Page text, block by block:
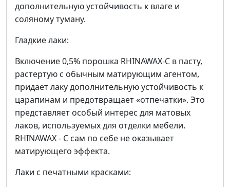
дополнительную устойчивость к влаге и
соляному туману.
Гладкие лаки:
Включение 0,5% порошка RHINAWAX-C в пасту,
растертую с обычным матирующим агентом,
придает лаку дополнительную устойчивость к
царапинам и предотвращает «отпечатки». Это
представляет особый интерес для матовых
лаков, используемых для отделки мебели.
RHINAWAX - C сам по себе не оказывает
матирующего эффекта.
Лаки с печатными красками: